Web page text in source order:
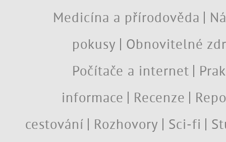
Medicína a přírodověda
pokusy
Obnovitelné
Počítače a internet
informace
Recenze
cestování
Rozhovory Sci-fi